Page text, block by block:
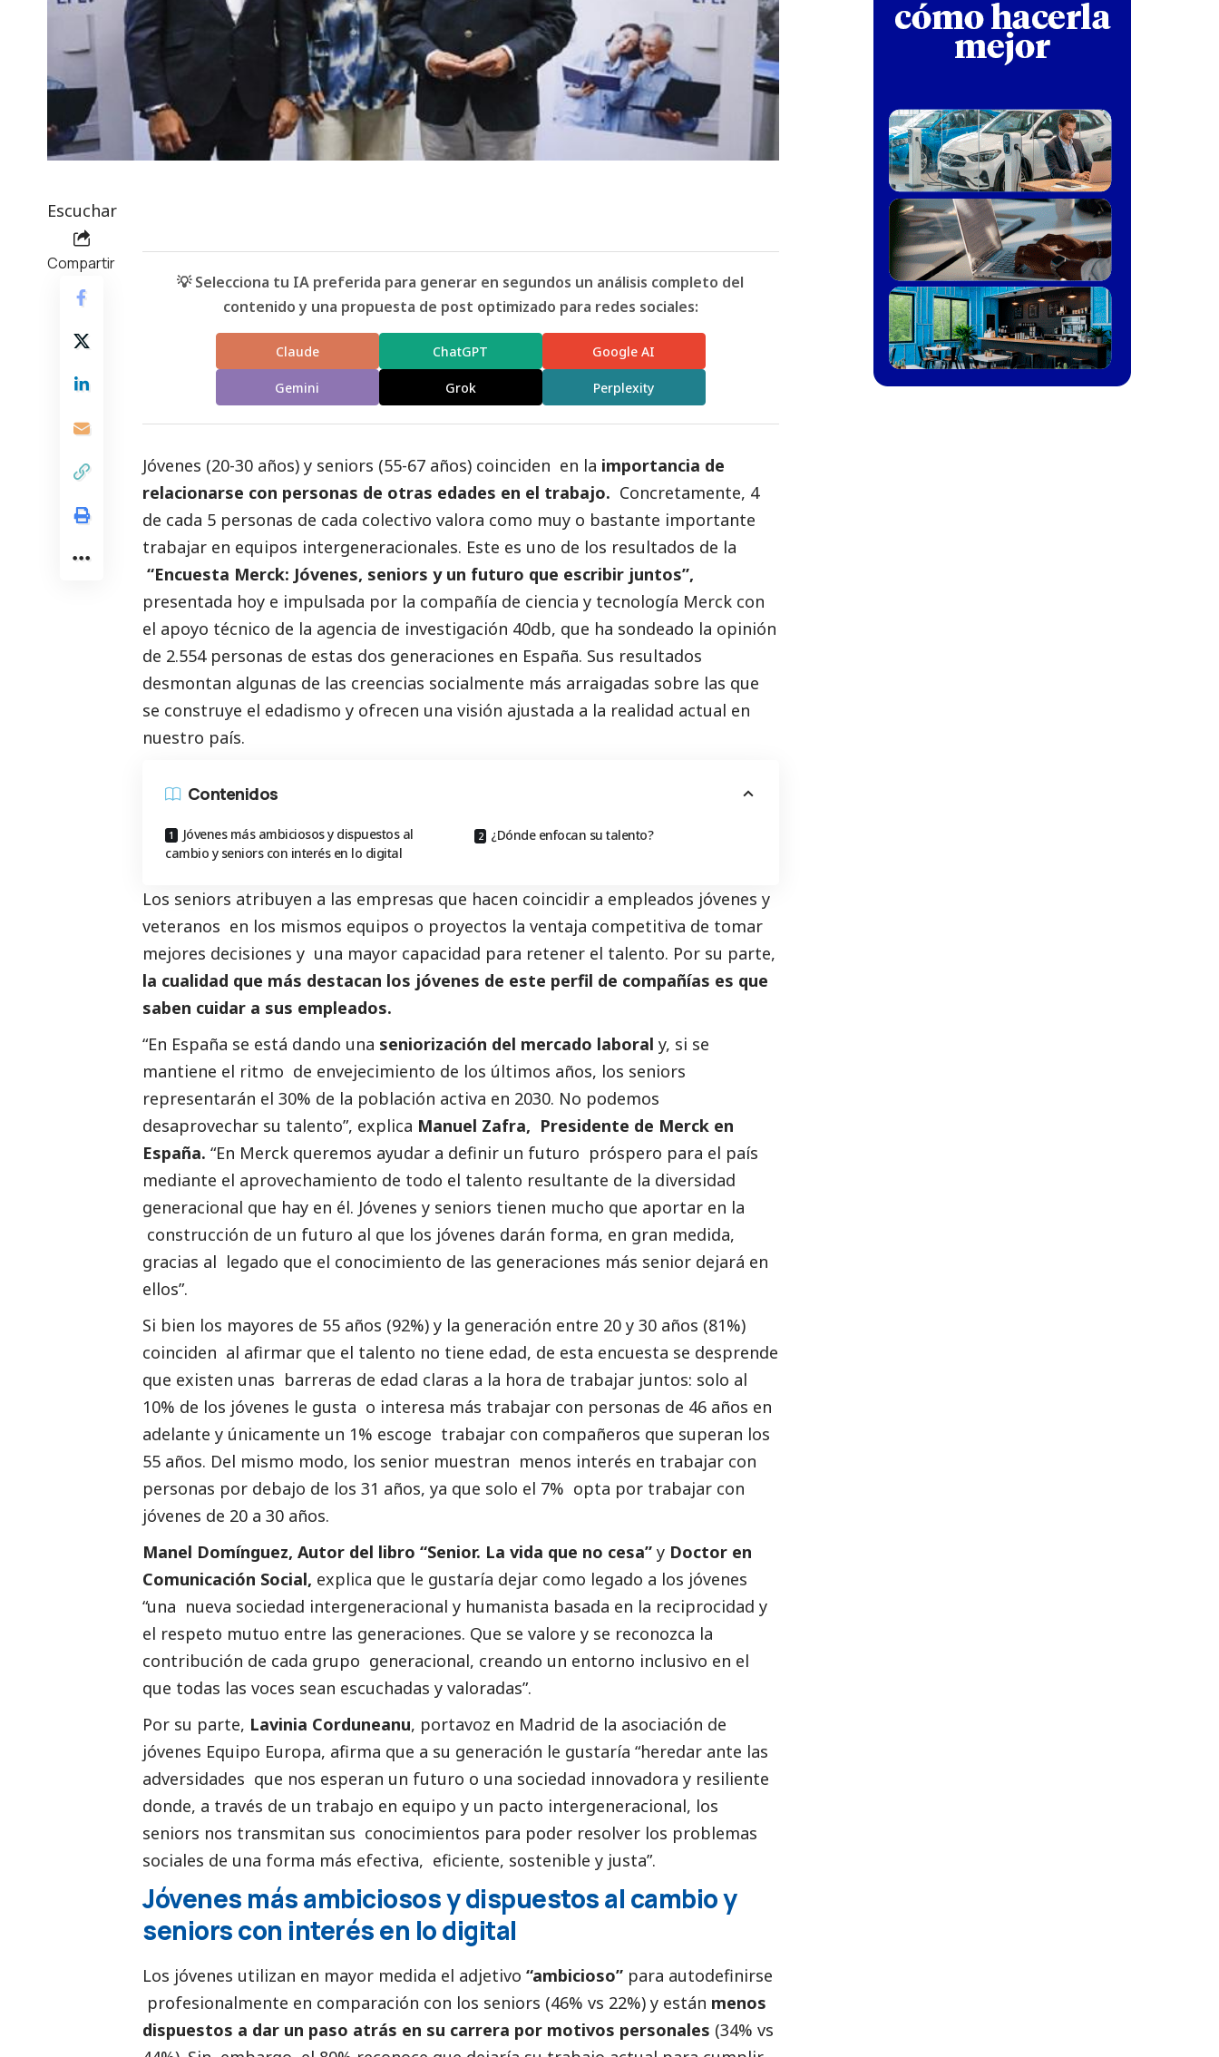
Escuchar
Compartir
💡 Selecciona tu IA preferida para generar en segundos un análisis completo del
contenido y una propuesta de post optimizado para redes sociales:
Claude ChatGPT Google AI
Gemini Grok Perplexity
Jóvenes (20-30 años) y seniors (55-67 años) coinciden en la importancia de
relacionarse con personas de otras edades en el trabajo. Concretamente, 4
de cada 5 personas de cada colectivo valora como muy o bastante importante
trabajar en equipos intergeneracionales. Este es uno de los resultados de la
“Encuesta Merck: Jóvenes, seniors y un futuro que escribir juntos”,
presentada hoy e impulsada por la compañía de ciencia y tecnología Merck con
el apoyo técnico de la agencia de investigación 40db, que ha sondeado la opinión
de 2.554 personas de estas dos generaciones en España. Sus resultados
desmontan algunas de las creencias socialmente más arraigadas sobre las que
se construye el edadismo y ofrecen una visión ajustada a la realidad actual en
nuestro país.
Contenidos
Jóvenes más ambiciosos y dispuestos al
cambio y seniors con interés en lo digital
¿Dónde enfocan su talento?
Los seniors atribuyen a las empresas que hacen coincidir a empleados jóvenes y
veteranos en los mismos equipos o proyectos la ventaja competitiva de tomar
mejores decisiones y una mayor capacidad para retener el talento. Por su parte,
la cualidad que más destacan los jóvenes de este perfil de compañías es que
saben cuidar a sus empleados.
“En España se está dando una seniorización del mercado laboral y, si se
mantiene el ritmo de envejecimiento de los últimos años, los seniors
representarán el 30% de la población activa en 2030. No podemos
desaprovechar su talento”, explica Manuel Zafra, Presidente de Merck en
España. “En Merck queremos ayudar a definir un futuro próspero para el país
mediante el aprovechamiento de todo el talento resultante de la diversidad
generacional que hay en él. Jóvenes y seniors tienen mucho que aportar en la
construcción de un futuro al que los jóvenes darán forma, en gran medida,
gracias al legado que el conocimiento de las generaciones más senior dejará en
ellos”.
Si bien los mayores de 55 años (92%) y la generación entre 20 y 30 años (81%)
coinciden al afirmar que el talento no tiene edad, de esta encuesta se desprende
que existen unas barreras de edad claras a la hora de trabajar juntos: solo al
10% de los jóvenes le gusta o interesa más trabajar con personas de 46 años en
adelante y únicamente un 1% escoge trabajar con compañeros que superan los
55 años. Del mismo modo, los senior muestran menos interés en trabajar con
personas por debajo de los 31 años, ya que solo el 7% opta por trabajar con
jóvenes de 20 a 30 años.
Manel Domínguez, Autor del libro “Senior. La vida que no cesa” y Doctor en
Comunicación Social, explica que le gustaría dejar como legado a los jóvenes
“una nueva sociedad intergeneracional y humanista basada en la reciprocidad y
el respeto mutuo entre las generaciones. Que se valore y se reconozca la
contribución de cada grupo generacional, creando un entorno inclusivo en el
que todas las voces sean escuchadas y valoradas”.
Por su parte, Lavinia Corduneanu, portavoz en Madrid de la asociación de
jóvenes Equipo Europa, afirma que a su generación le gustaría “heredar ante las
adversidades que nos esperan un futuro o una sociedad innovadora y resiliente
donde, a través de un trabajo en equipo y un pacto intergeneracional, los
seniors nos transmitan sus conocimientos para poder resolver los problemas
sociales de una forma más efectiva, eficiente, sostenible y justa”.
Jóvenes más ambiciosos y dispuestos al cambio y
seniors con interés en lo digital
Los jóvenes utilizan en mayor medida el adjetivo “ambicioso” para autodefinirse
profesionalmente en comparación con los seniors (46% vs 22%) y están menos
dispuestos a dar un paso atrás en su carrera por motivos personales (34% vs